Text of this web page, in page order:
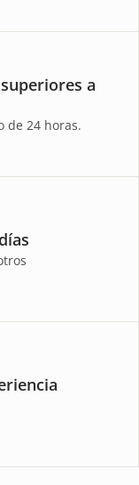
a
de 24 horas.